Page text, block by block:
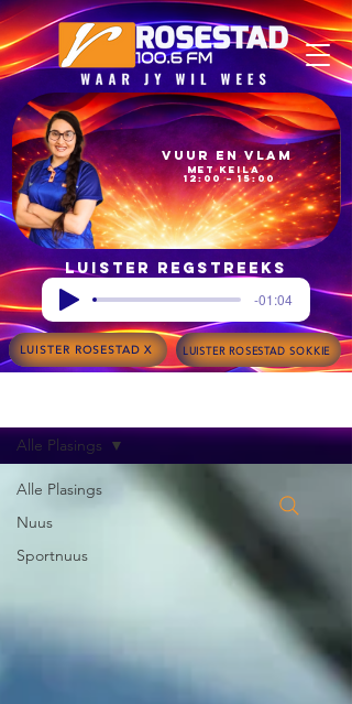
12:00 – 15:00
met Keila
Vuur en Vlam
Luister regstreeks
-01:04
LUISTER ROSESTAD X LUISTER ROSESTAD SOKKIE
Alle Plasings
Nuus
Sportnuus
Alle Plasings